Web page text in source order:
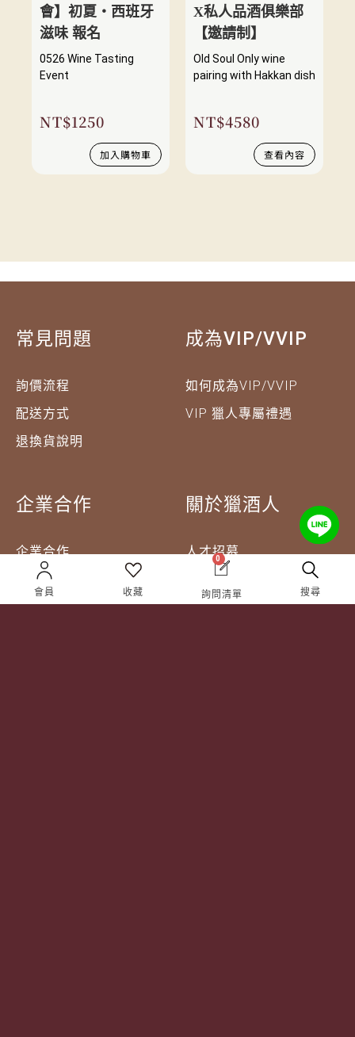
會】初夏・西班牙
滋味 報名
0526 Wine Tasting
Event
NT$1250
加入購物車
X私人品酒俱樂部
【邀請制】
Old Soul Only wine
pairing with Hakkan dish
NT$4580
查看內容
常見問題
詢價流程
配送方式
退換貨說明
成為VIP/VVIP
如何成為VIP/VVIP
VIP 獵人專屬禮遇
企業合作
企業合作
成為合作夥伴 ＆ 大宗採
關於獵酒人
人才招募
隱私權條款
服務條款
會員 收藏
0
詢問清單 搜尋